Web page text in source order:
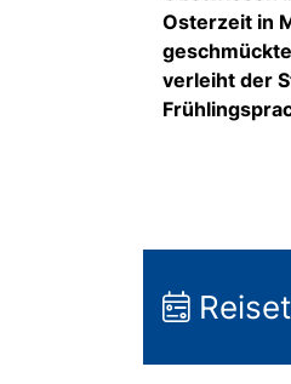
Osterzeit in
verleiht der